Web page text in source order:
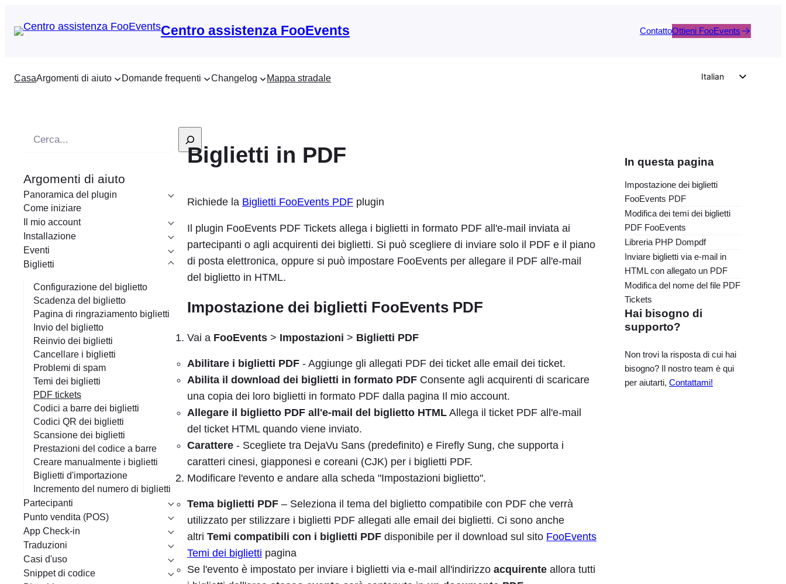
Centro assistenza FooEvents ContattoOttieni FooEvents
CasaArgomenti di aiuto Domande frequenti Changelog Mappa stradale
Italian
French
Polish
e
r
c
a
Argomenti di aiuto
Panoramica del plugin
Come iniziare
Il mio account
Installazione
Eventi
Biglietti
Configurazione del biglietto
Scadenza del biglietto
Pagina di ringraziamento biglietti
Invio del biglietto
Reinvio dei biglietti
Cancellare i biglietti
Problemi di spam
Temi dei biglietti
PDF tickets
Codici a barre dei biglietti
Codici QR dei biglietti
Scansione dei biglietti
Prestazioni del codice a barre
Creare manualmente i biglietti
Biglietti d'importazione
Incremento del numero di biglietti
Partecipanti
Punto vendita (POS)
App Check-in
Traduzioni
Casi d'uso
Snippet di codice
Biglietti in PDF
Richiede la Biglietti FooEvents PDF plugin
Il plugin FooEvents PDF Tickets allega i biglietti in formato PDF all'e-mail inviata ai
partecipanti o agli acquirenti dei biglietti. Si può scegliere di inviare solo il PDF e il piano
di posta elettronica, oppure si può impostare FooEvents per allegare il PDF all'e-mail
del biglietto in HTML.
Impostazione dei biglietti FooEvents PDF
Vai a FooEvents > Impostazioni > Biglietti PDF
Abilitare i biglietti PDF - Aggiunge gli allegati PDF dei ticket alle email dei ticket.
Abilita il download dei biglietti in formato PDF Consente agli acquirenti di scaricare
una copia dei loro biglietti in formato PDF dalla pagina Il mio account.
Allegare il biglietto PDF all'e-mail del biglietto HTML Allega il ticket PDF all'e-mail
del ticket HTML quando viene inviato.
Carattere - Scegliete tra DejaVu Sans (predefinito) e Firefly Sung, che supporta i
caratteri cinesi, giapponesi e coreani (CJK) per i biglietti PDF.
Modificare l'evento e andare alla scheda "Impostazioni biglietto".
Tema biglietti PDF – Seleziona il tema del biglietto compatibile con PDF che verrà
utilizzato per stilizzare i biglietti PDF allegati alle email dei biglietti. Ci sono anche
altri Temi compatibili con i biglietti PDF disponibile per il download sul sito FooEvents
Temi dei biglietti pagina
Se l'evento è impostato per inviare i biglietti via e-mail all'indirizzo acquirente allora tutti
In questa pagina
Impostazione dei biglietti
FooEvents PDF
Modifica dei temi dei biglietti
PDF FooEvents
Libreria PHP Dompdf
Inviare biglietti via e-mail in
HTML con allegato un PDF
Modifica del nome del file PDF
Tickets
Hai bisogno di
supporto?
Non trovi la risposta di cui hai
bisogno? Il nostro team è qui
per aiutarti, Contattami!